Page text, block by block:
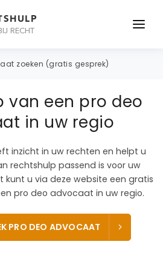
RECHT
zoeken (gratis gesprek)
van een pro deo
in uw regio
inzicht in uw rechten en helpt u
rechtshulp passend is voor uw
kunt u via deze website een gratis
pro deo advocaat in uw regio.
PRO DEO ADVOCAAT